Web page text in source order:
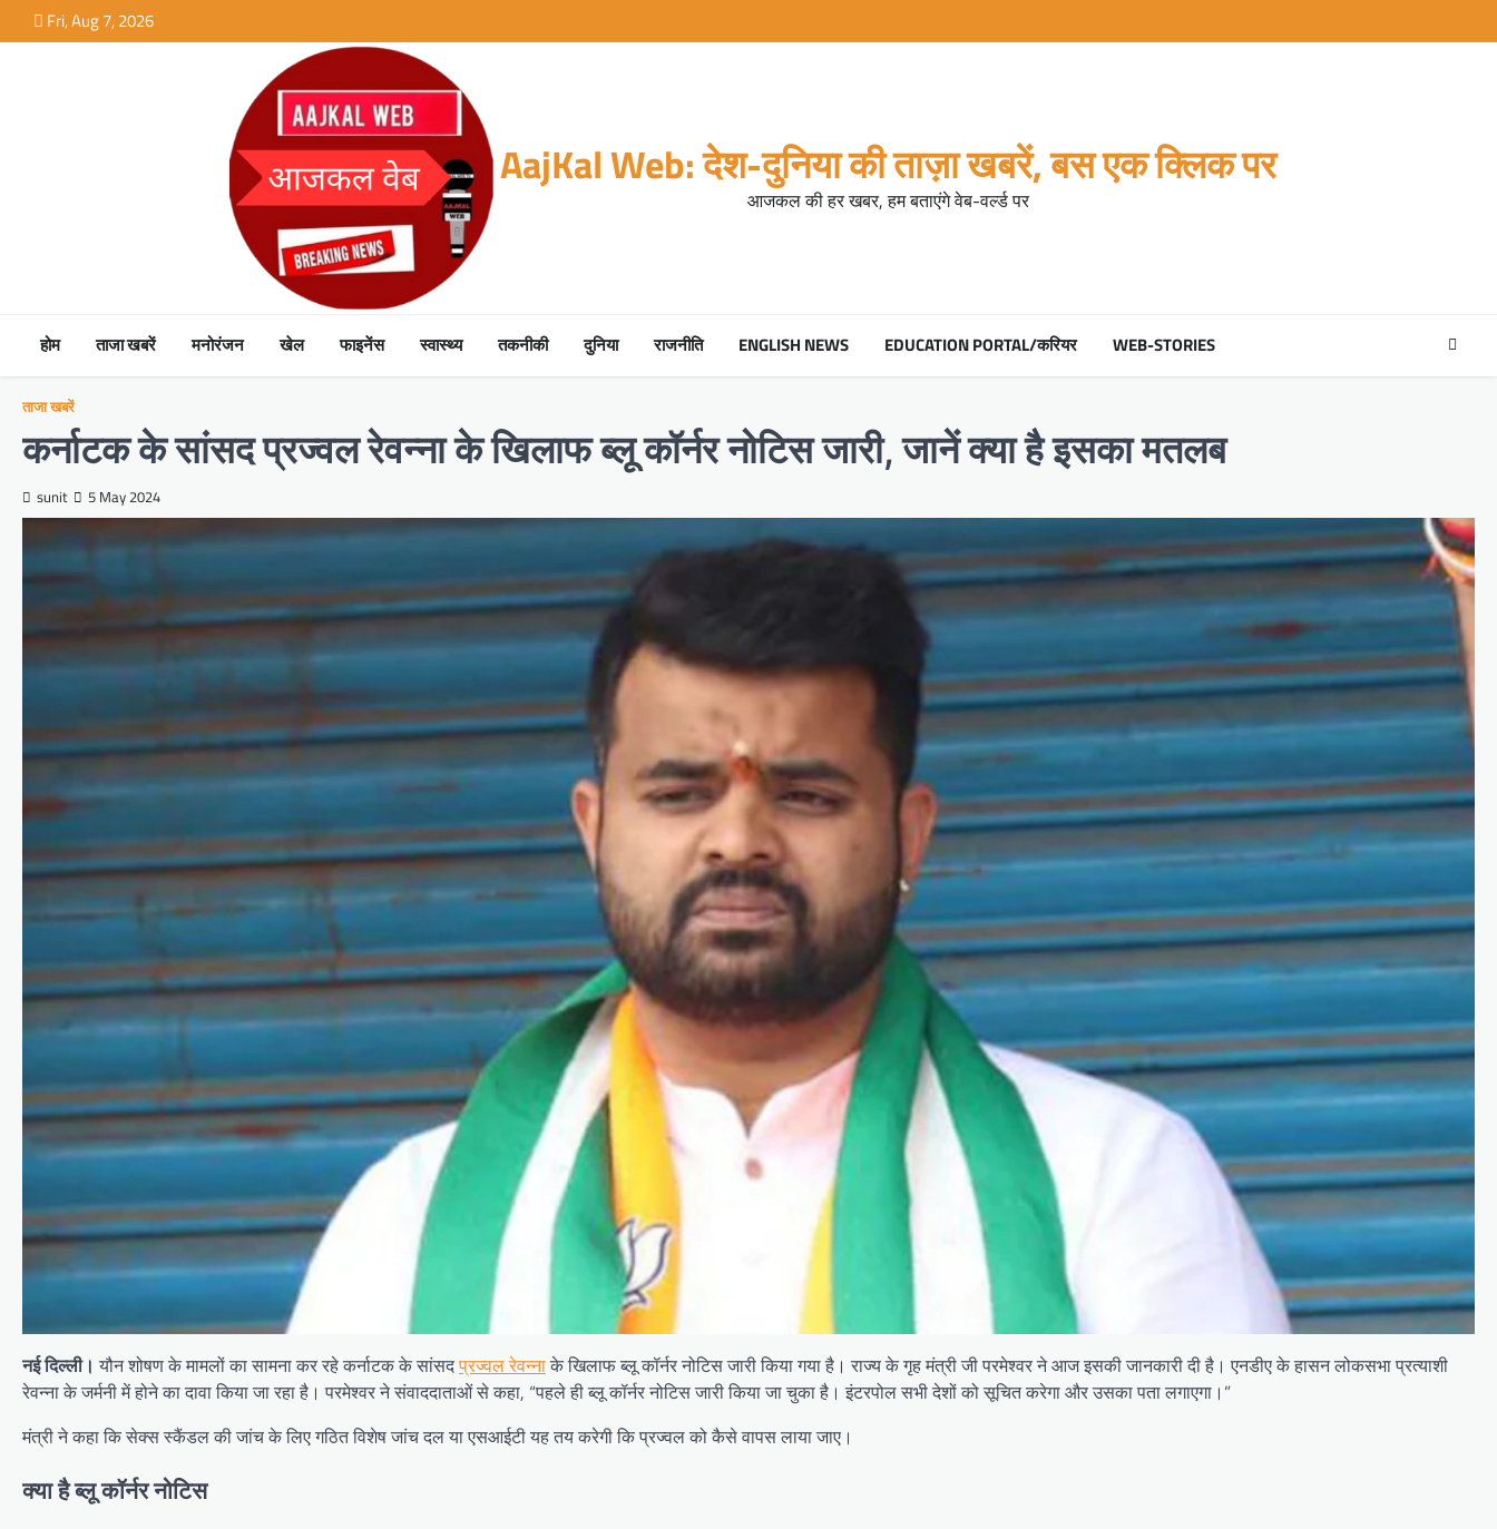
to
Fri, Aug 7, 2026
AajKal Web: देश-दुनिया की ताज़ा खबरें, बस एक क्लिक पर
आजकल की हर खबर, हम बताएंगे वेब-वर्ल्ड पर
होम ताजा खबरें मनोरंजन खेल फाइनेंस स्वास्थ्य तकनीकी दुनिया राजनीति ENGLISH NEWS EDUCATION PORTAL/करियर WEB-STORIES
ताजा खबरें
कर्नाटक के सांसद प्रज्वल रेवन्ना के खिलाफ ब्लू कॉर्नर नोटिस जारी, जानें क्या है इसका मतलब
sunit 5 May 2024
नई दिल्ली। यौन शोषण के मामलों का सामना कर रहे कर्नाटक के सांसदप्रज्वल रेवन्नाके खिलाफ ब्लू कॉर्नर नोटिस जारी किया गया है। राज्य के गृह मंत्री जी परमेश्वर ने आज इसकी जानकारी दी है। एनडीए के हासन लोकसभा प्रत्याशी
रेवन्ना के जर्मनी में होने का दावा किया जा रहा है। परमेश्वर ने संवाददाताओं से कहा, “पहले ही ब्लू कॉर्नर नोटिस जारी किया जा चुका है। इंटरपोल सभी देशों को सूचित करेगा और उसका पता लगाएगा।”
मंत्री ने कहा कि सेक्स स्कैंडल की जांच के लिए गठित विशेष जांच दल या एसआईटी यह तय करेगी कि प्रज्वल को कैसे वापस लाया जाए।
क्या है ब्लू कॉर्नर नोटिस